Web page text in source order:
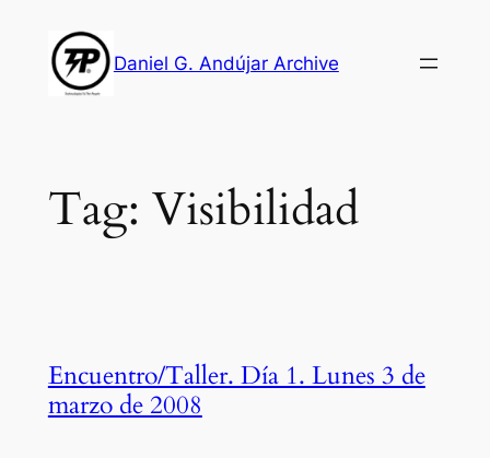
content
Daniel G. Andújar Archive
Tag: Visibilidad
Encuentro/Taller. Día 1. Lunes 3 de
marzo de 2008